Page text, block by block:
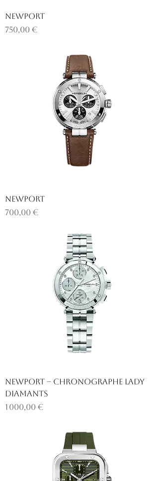
NEWPORT
Prix
750,00 €
NEWPORT
Prix
700,00 €
NEWPORT – CHRONOGRAPHE LADY
DIAMANTS
Prix
1 000,00 €